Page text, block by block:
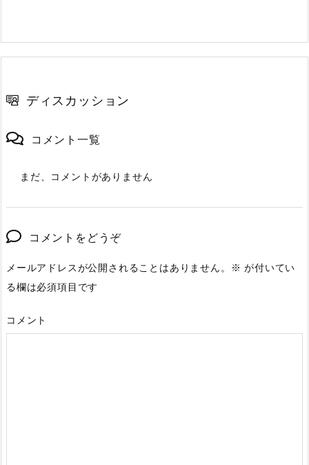
ディスカッション
コメント一覧
まだ、コメントがありません
コメントをどうぞ
メールアドレスが公開されることはありません。 ※ が付いてい
る欄は必須項目です
コメント